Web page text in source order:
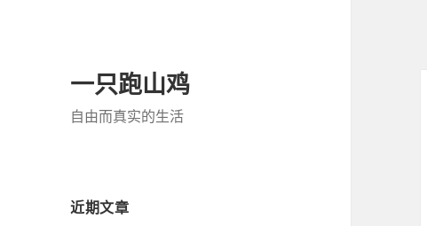
一只跑山鸡
自由而真实的生活
近期文章